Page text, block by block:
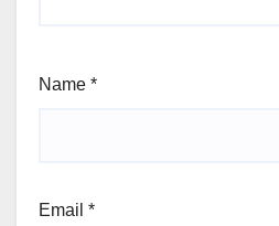
Name *
Email *